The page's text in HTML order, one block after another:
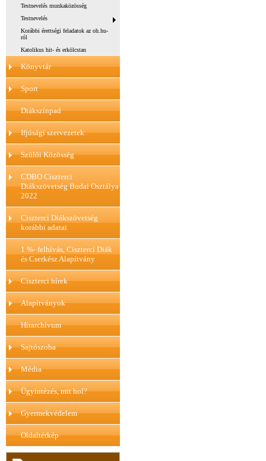
Testnevelés munkaközösség
Testnevelés
Korábbi érettségi feladatok az oh.hu-
ról
Katolikus hit- és erkölcstan
Könyvtár
Sport
Diákszínpad
Ifjúsági szervezetek
Szülői Közösség
CDBO Ciszterci
Diákszövetség Budai Osztálya
2022
Ciszterci Diákszövetség
korábbi adatai
1 %- felhívás, Ciszterci Diák
és Cserkész Alapítvány
Ciszterci hírek
Alapítványok
Hírarchívum
Sajtószoba
Média
Ügyintézés, mit hol?
Gyermekvédelem
Oldaltérkép